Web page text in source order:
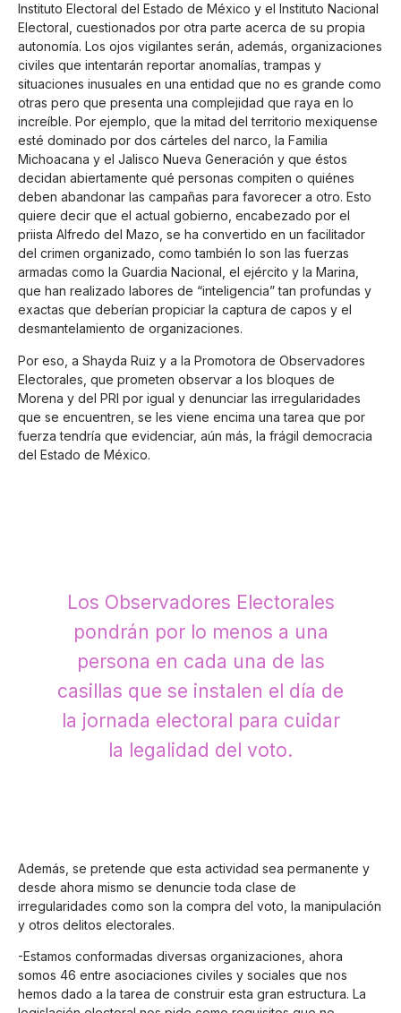
Instituto Electoral del Estado de México y el Instituto Nacional
Electoral, cuestionados por otra parte acerca de su propia
autonomía. Los ojos vigilantes serán, además, organizaciones
civiles que intentarán reportar anomalías, trampas y
situaciones inusuales en una entidad que no es grande como
otras pero que presenta una complejidad que raya en lo
increíble. Por ejemplo, que la mitad del territorio mexiquense
esté dominado por dos cárteles del narco, la Familia
Michoacana y el Jalisco Nueva Generación y que éstos
decidan abiertamente qué personas compiten o quiénes
deben abandonar las campañas para favorecer a otro. Esto
quiere decir que el actual gobierno, encabezado por el
priista Alfredo del Mazo, se ha convertido en un facilitador
del crimen organizado, como también lo son las fuerzas
armadas como la Guardia Nacional, el ejército y la Marina,
que han realizado labores de “inteligencia” tan profundas y
exactas que deberían propiciar la captura de capos y el
desmantelamiento de organizaciones.
Por eso, a Shayda Ruiz y a la Promotora de Observadores
Electorales, que prometen observar a los bloques de
Morena y del PRI por igual y denunciar las irregularidades
que se encuentren, se les viene encima una tarea que por
fuerza tendría que evidenciar, aún más, la frágil democracia
del Estado de México.
Los Observadores Electorales
pondrán por lo menos a una
persona en cada una de las
casillas que se instalen el día de
la jornada electoral para cuidar
la legalidad del voto.
Además, se pretende que esta actividad sea permanente y
desde ahora mismo se denuncie toda clase de
irregularidades como son la compra del voto, la manipulación
y otros delitos electorales.
-Estamos conformadas diversas organizaciones, ahora
somos 46 entre asociaciones civiles y sociales que nos
hemos dado a la tarea de construir esta gran estructura. La